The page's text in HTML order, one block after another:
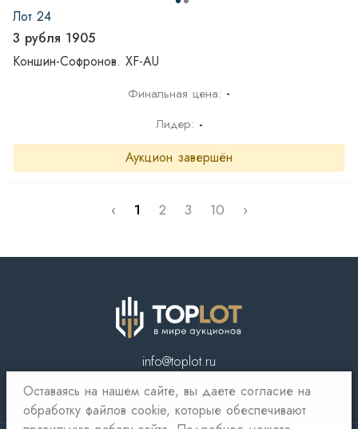
Лот 24
3 рубля 1905
Коншин-Софронов. XF-AU
Финальная цена: -
Лидер: -
Аукцион завершён
‹ 1 2 3 10 ›
info@toplot.ru
Оставаясь на нашем сайте, вы даете согласие на
обработку файлов cookie, которые обеспечивают